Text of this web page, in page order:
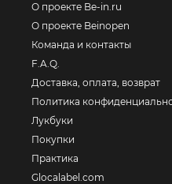
О проекте Be-in.ru
О проекте Beinopen
Команда и контакты
F.A.Q.
Доставка, оплата, возврат
Политика
Лукбуки
Покупки
Практика
Glocalabel.com